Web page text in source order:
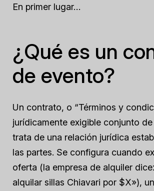
En primer lugar…
¿Qué es un
de evento?
Un contrato, o “Términos y
jurídicamente exigible conjunto
trata de una relación jurídica
las partes. Se configura cuando
oferta (la empresa de alquiler
alquilar sillas Chiavari por $X»),